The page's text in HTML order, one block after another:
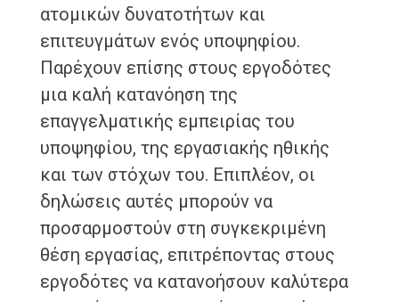
ατομικών δυνατοτήτων και
επιτευγμάτων ενός υποψηφίου.
Παρέχουν επίσης στους εργοδότες
μια καλή κατανόηση της
επαγγελματικής εμπειρίας του
υποψηφίου, της εργασιακής ηθικής
και των στόχων του. Επιπλέον, οι
δηλώσεις αυτές μπορούν να
προσαρμοστούν στη συγκεκριμένη
θέση εργασίας, επιτρέποντας στους
εργοδότες να κατανοήσουν καλύτερα